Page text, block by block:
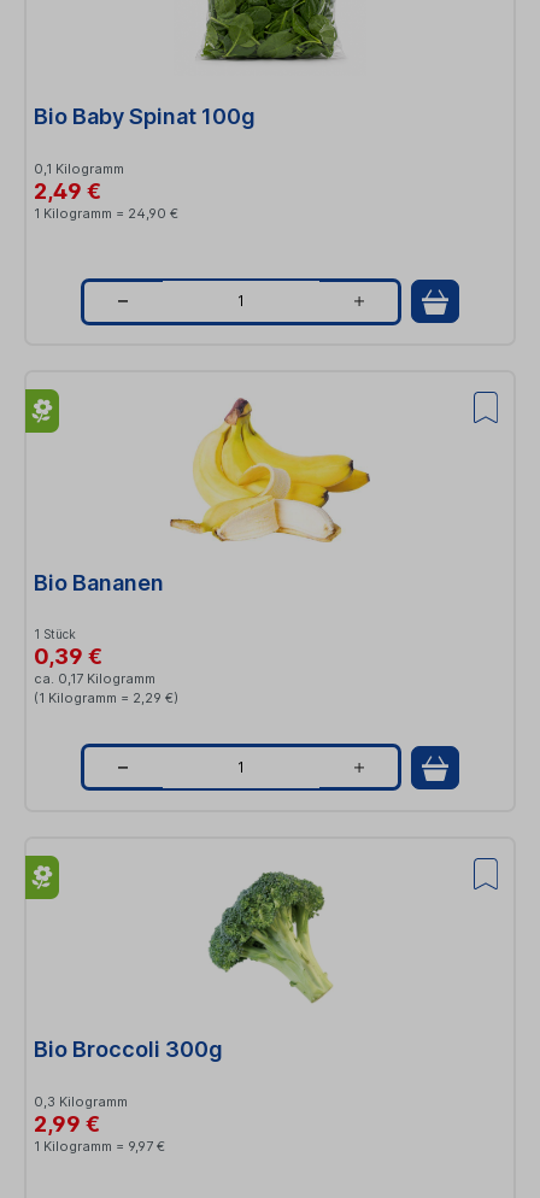
t
i
y
Bio Baby Spinat 100g
0,1 Kilogramm
2,49 €
1 Kilogramm = 24,90 €
Q
a
n
t
i
Bio Bananen
1 Stück
0,39 €
ca. 0,17 Kilogramm
(1 Kilogramm = 2,29 €)
Q
n
t
Bio Broccoli 300g
0,3 Kilogramm
2,99 €
1 Kilogramm = 9,97 €